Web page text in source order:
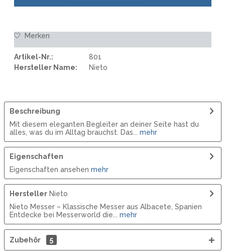
Merken
Artikel-Nr.:
801
Hersteller Name:
Nieto
Beschreibung
Mit diesem eleganten Begleiter an deiner Seite hast du
alles, was du im Alltag brauchst. Das...
mehr
Eigenschaften
Eigenschaften ansehen mehr
HerstellerNieto
Nieto Messer – Klassische Messer aus Albacete, Spanien
Entdecke bei Messerworld die...
mehr
Zubehör 5